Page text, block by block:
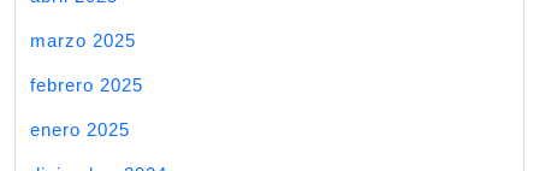
marzo 2025
febrero 2025
enero 2025